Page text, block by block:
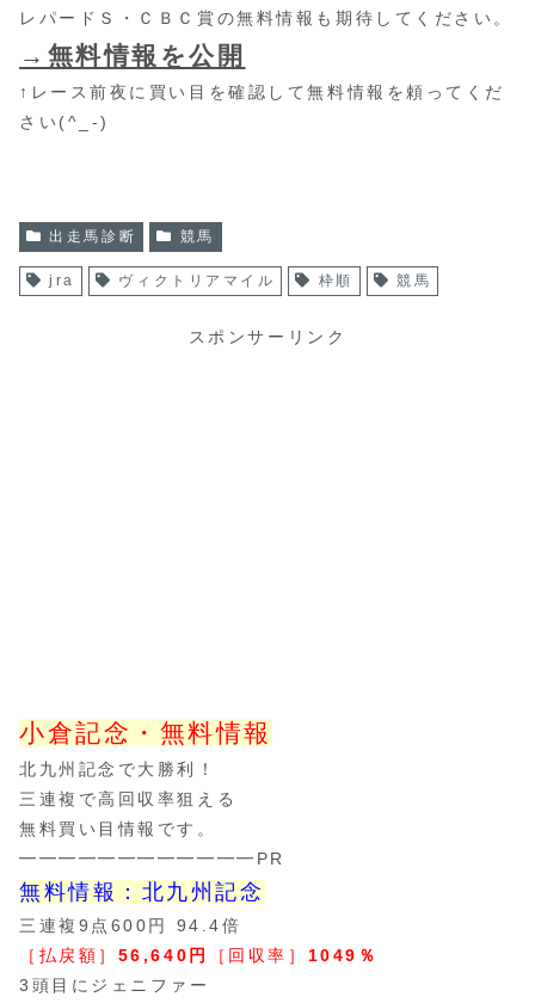
レパードＳ・ＣＢＣ賞の無料情報も期待してください。
→無料情報を公開
↑レース前夜に買い目を確認して無料情報を頼ってくだ
さい(^_-)
出走馬診断 競馬
jra ヴィクトリアマイル 枠順 競馬
スポンサーリンク
小倉記念・無料情報
北九州記念で大勝利！
三連複で高回収率狙える
無料買い目情報です。
━━━━━━━━━━━━PR
無料情報：北九州記念
三連複9点600円 94.4倍
［払戻額］ 56,640円 ［回収率］ 1049％
3頭目にジェニファー